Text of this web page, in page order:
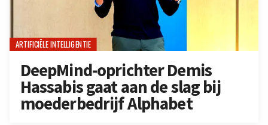
ARTIFICIËLE INTELLIGENTIE
DeepMind-oprichter Demis
Hassabis gaat aan de slag bij
moederbedrijf Alphabet